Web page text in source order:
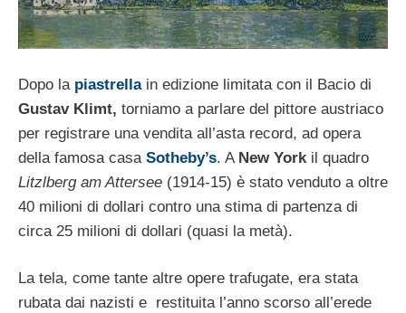
Dopo la piastrellain edizione limitata con il Bacio di
Gustav Klimt, torniamo a parlare del pittore austriaco
per registrare una vendita all’asta record, ad opera
della famosa casa Sotheby’s. A New York il quadro
Litzlberg am Attersee (1914-15) è stato venduto a oltre
40 milioni di dollari contro una stima di partenza di
circa 25 milioni di dollari (quasi la metà).
La tela, come tante altre opere trafugate, era stata
rubata dai nazisti e restituita l’anno scorso all’erede